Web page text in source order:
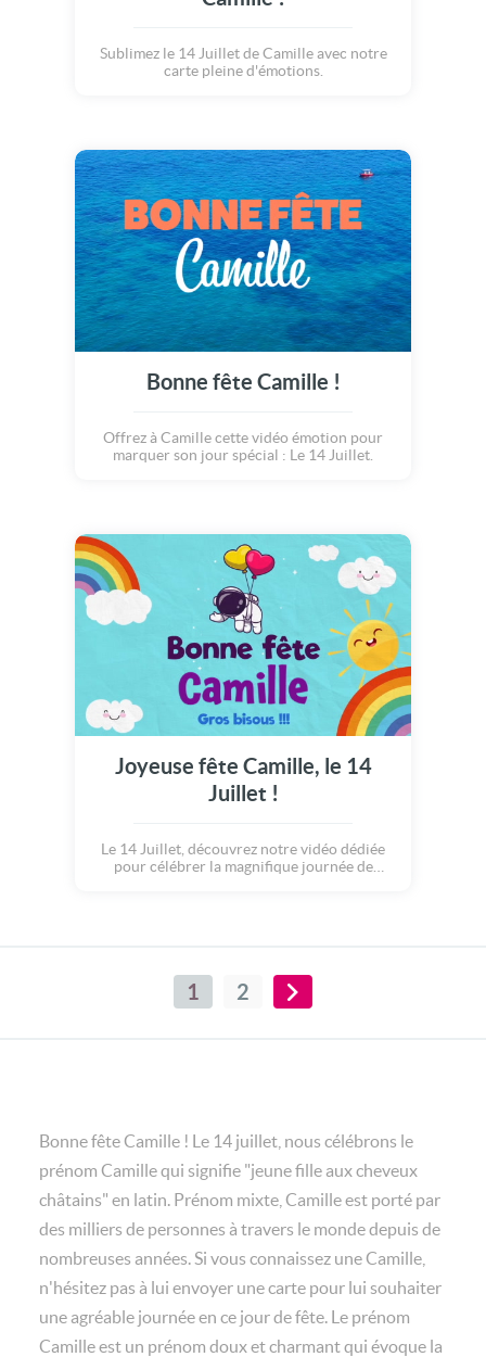
Sublimez le 14 Juillet de Camille avec notre
carte pleine d'émotions.
Bonne fête Camille !
Offrez à Camille cette vidéo émotion pour
marquer son jour spécial : Le 14 Juillet.
Joyeuse fête Camille, le 14
Juillet !
Le 14 Juillet, découvrez notre vidéo dédiée
pour célébrer la magnifique journée de
1 2
Bonne fête Camille ! Le 14 juillet, nous célébrons le
prénom Camille qui signifie "jeune fille aux cheveux
châtains" en latin. Prénom mixte, Camille est porté par
des milliers de personnes à travers le monde depuis de
nombreuses années. Si vous connaissez une Camille,
n'hésitez pas à lui envoyer une carte pour lui souhaiter
une agréable journée en ce jour de fête. Le prénom
Camille est un prénom doux et charmant qui évoque la